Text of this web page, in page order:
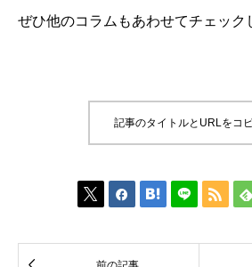
ぜひ他のコラムもあわせてチェック
記事のタイトルとURLをコ
   